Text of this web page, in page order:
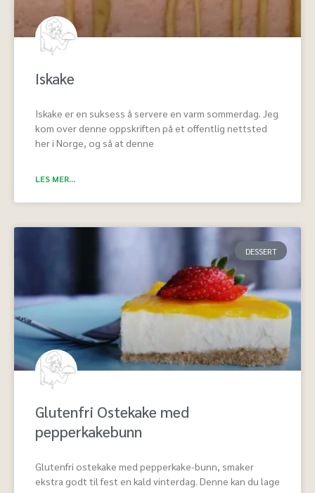
Iskake
Iskake er en suksess å servere en varm sommerdag. Jeg
kom over denne oppskriften på et offentlig nettsted
her i Norge, og så at denne
LES MER...
DESSERT
Glutenfri Ostekake med
pepperkakebunn
Glutenfri ostekake med pepperkake-bunn, smaker
ekstra godt til fest en kald vinterdag. Denne kan du lage